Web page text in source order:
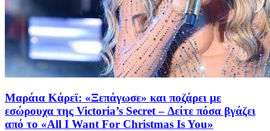
Μαράια Κάρεϊ: «Ξεπάγωσε» και ποζάρει με
εσώρουχα της Victoria’s Secret – Δείτε πόσα βγάζει
από το «All I Want For Christmas Is You»